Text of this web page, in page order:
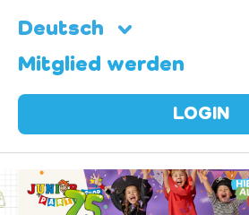
Deutsch
Mitglied werden
LOGIN